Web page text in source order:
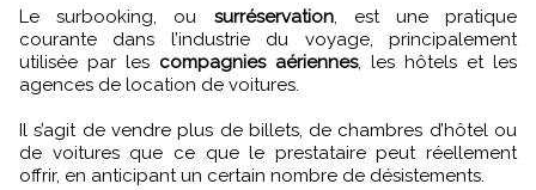
Le surbooking, ou surréservation, est une pratique
courante dans l’industrie du voyage, principalement
utilisée par les compagnies aériennes, les hôtels et les
agences de location de voitures.
Il s’agit de vendre plus de billets, de chambres d’hôtel ou
de voitures que ce que le prestataire peut réellement
offrir, en anticipant un certain nombre de désistements.